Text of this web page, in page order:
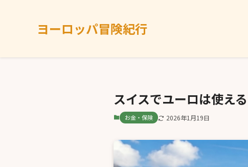
ヨーロッパ冒険紀行
スイスでユーロは使え
お金・保険 2026年1月19日